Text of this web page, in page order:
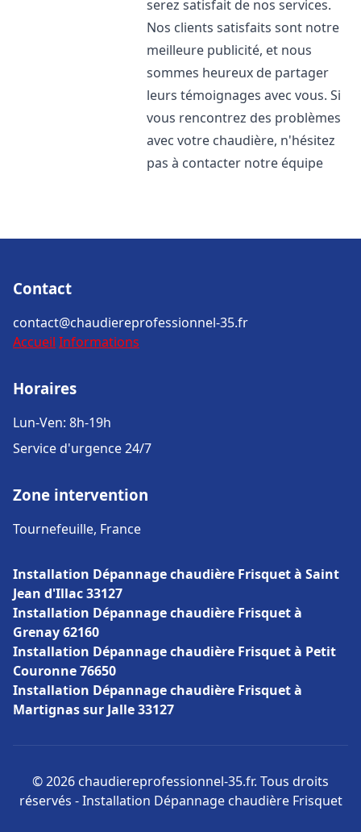
serez satisfait de nos services.
Nos clients satisfaits sont notre
meilleure publicité, et nous
sommes heureux de partager
leurs témoignages avec vous. Si
vous rencontrez des problèmes
avec votre chaudière, n'hésitez
pas à contacter notre équipe
Contact
contact@chaudiereprofessionnel-35.fr
Accueil Informations
Horaires
Lun-Ven: 8h-19h
Service d'urgence 24/7
Zone intervention
Tournefeuille, France
Installation Dépannage chaudière Frisquet à Saint
Jean d'Illac 33127
Installation Dépannage chaudière Frisquet à
Grenay 62160
Installation Dépannage chaudière Frisquet à Petit
Couronne 76650
Installation Dépannage chaudière Frisquet à
Martignas sur Jalle 33127
© 2026 chaudiereprofessionnel-35.fr. Tous droits
réservés - Installation Dépannage chaudière Frisquet